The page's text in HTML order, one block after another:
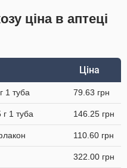
ціна в аптеці
Ціна
1 туба 79.63 грн
1 туба 146.25 грн
110.60 грн
322.00 грн